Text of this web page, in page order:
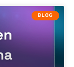
BLOG